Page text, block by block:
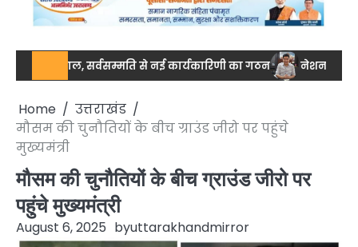
सर्वसम्मति से नई कार्यकारिणी का गठन नेशनल स्तर पर ड्रग
Home
उत्तराखंड
मौसम की चुनौतियों के बीच ग्राउंड जीरो पर पहुंचे
मुख्यमंत्री
मौसम की चुनौतियों के बीच ग्राउंड जीरो पर
पहुंचे मुख्यमंत्री
August 6, 2025 byuttarakhandmirror